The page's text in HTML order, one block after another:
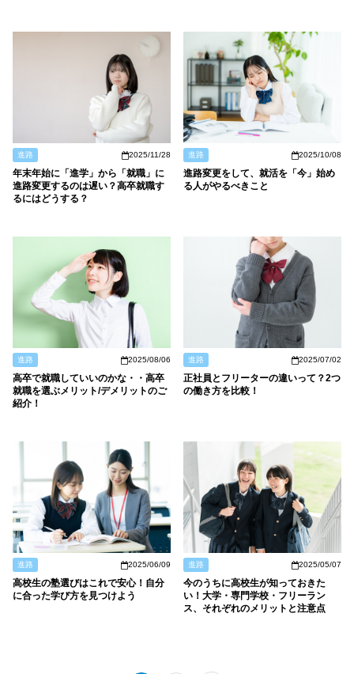
進路 2025/11/28
年末年始に「進学」から「就職」に
進路変更するのは遅い？高卒就職す
るにはどうする？
進路 2025/10/08
進路変更をして、就活を「今」始め
る人がやるべきこと
進路 2025/08/06
高卒で就職していいのかな・・高卒
就職を選ぶメリット/デメリットのご
紹介！
進路 2025/07/02
正社員とフリーターの違いって？2つ
の働き方を比較！
進路 2025/06/09
高校生の塾選びはこれで安心！自分
に合った学び方を見つけよう
進路 2025/05/07
今のうちに高校生が知っておきた
い！大学・専門学校・フリーラン
ス、それぞれのメリットと注意点